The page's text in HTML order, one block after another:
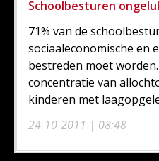
Schoolbesturen
24-10-2011 | 08:48
71% van de
sociaaleconomische en
bestreden moet
concentratie van
kinderen met